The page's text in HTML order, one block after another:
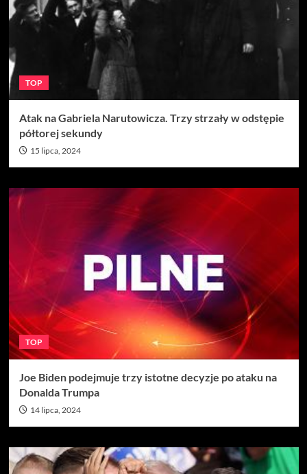
TOP
Atak na Gabriela Narutowicza. Trzy strzały w odstępie
półtorej sekundy
15 lipca, 2024
TOP
Joe Biden podejmuje trzy istotne decyzje po ataku na
Donalda Trumpa
14 lipca, 2024